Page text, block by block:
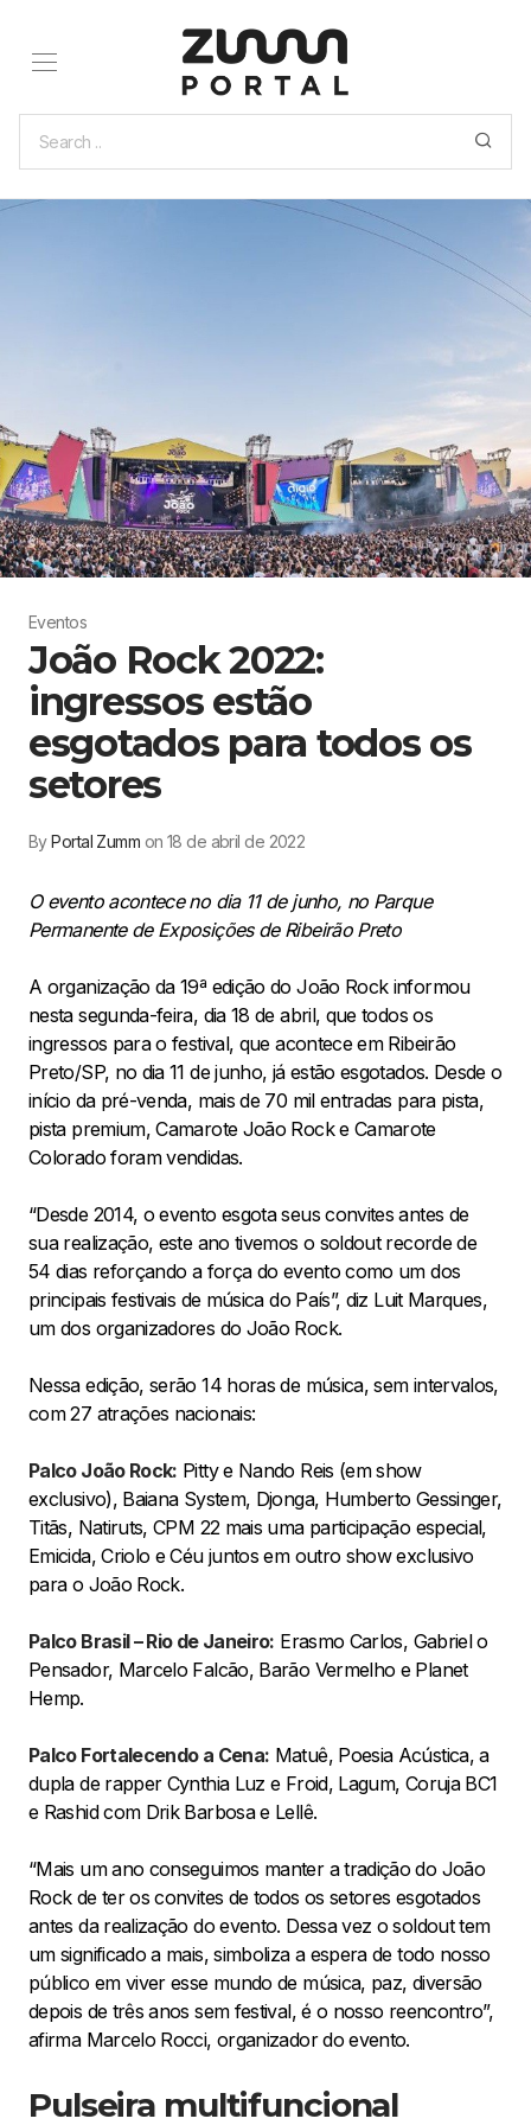
Eventos
João Rock 2022:
ingressos estão
esgotados para todos os
setores
ByPortal Zumm on 18 de abril de 2022
O evento acontece no dia 11 de junho, no Parque
Permanente de Exposições de Ribeirão Preto
A organização da 19ª edição do João Rock informou
nesta segunda-feira, dia 18 de abril, que todos os
ingressos para o festival, que acontece em Ribeirão
Preto/SP, no dia 11 de junho, já estão esgotados. Desde o
início da pré-venda, mais de 70 mil entradas para pista,
pista premium, Camarote João Rock e Camarote
Colorado foram vendidas.
“Desde 2014, o evento esgota seus convites antes de
sua realização, este ano tivemos o soldout recorde de
54 dias reforçando a força do evento como um dos
principais festivais de música do País”, diz Luit Marques,
um dos organizadores do João Rock.
Nessa edição, serão 14 horas de música, sem intervalos,
com 27 atrações nacionais:
Palco João Rock: Pitty e Nando Reis (em show
exclusivo), Baiana System, Djonga, Humberto Gessinger,
Titãs, Natiruts, CPM 22 mais uma participação especial,
Emicida, Criolo e Céu juntos em outro show exclusivo
para o João Rock.
Palco Brasil – Rio de Janeiro: Erasmo Carlos, Gabriel o
Pensador, Marcelo Falcão, Barão Vermelho e Planet
Hemp.
Palco Fortalecendo a Cena: Matuê, Poesia Acústica, a
dupla de rapper Cynthia Luz e Froid, Lagum, Coruja BC1
e Rashid com Drik Barbosa e Lellê.
“Mais um ano conseguimos manter a tradição do João
Rock de ter os convites de todos os setores esgotados
antes da realização do evento. Dessa vez o soldout tem
um significado a mais, simboliza a espera de todo nosso
público em viver esse mundo de música, paz, diversão
depois de três anos sem festival, é o nosso reencontro”,
afirma Marcelo Rocci, organizador do evento.
Pulseira multifuncional